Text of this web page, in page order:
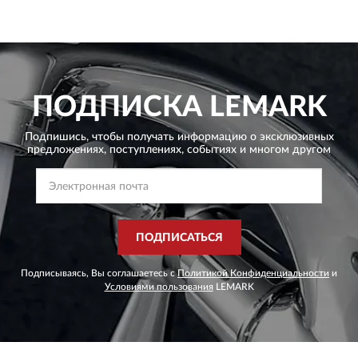
ПОДПИСКАLEMARK
Подпишись, чтобы получать информацию о эксклюзивных
предложениях,поступлениях, событиях и многом другом
ПОДПИСАТЬСЯ
Подписываясь, Вы соглашаетесь сПолитикой Конфиденциальности и
Условиями пользования LEMARK